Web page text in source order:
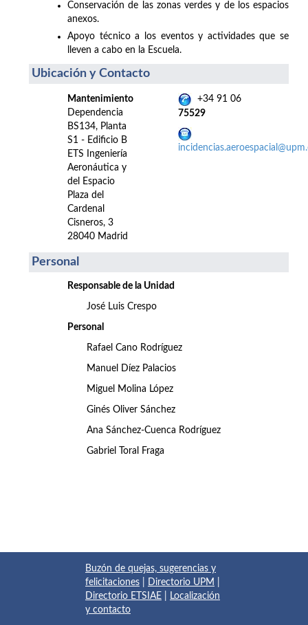
Conservación de las zonas verdes y de los espacios
anexos.
Apoyo técnico a los eventos y actividades que se
lleven a cabo en la Escuela.
Ubicación y Contacto
Mantenimiento
Dependencia
BS134, Planta
S1 - Edificio B
ETS Ingeniería
Aeronáutica y
del Espacio
Plaza del
Cardenal
Cisneros, 3
28040 Madrid
+34 91 06
75529
Personal
Responsable de la Unidad
José Luis Crespo
Personal
Rafael Cano Rodríguez
Manuel Díez Palacios
Miguel Molina López
Ginés Oliver Sánchez
Ana Sánchez-Cuenca Rodríguez
Gabriel Toral Fraga
Buzón de quejas, sugerencias y
felicitaciones
Directorio UPM
Directorio ETSIAE
Localización
y contacto